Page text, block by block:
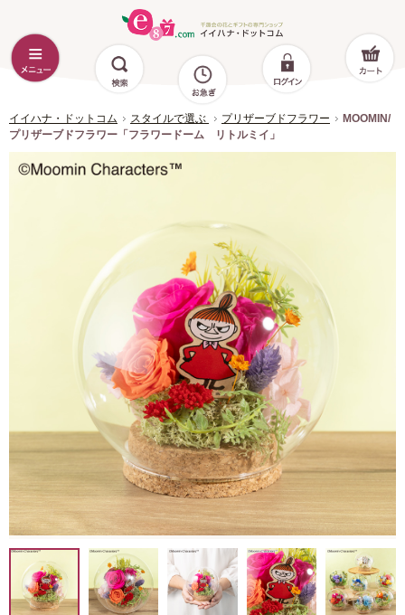
イイハナ・ドットコム スタイルで選ぶ プリザーブドフラワー
MOOMIN/
プリザーブドフラワー「フラワードーム リトルミイ」